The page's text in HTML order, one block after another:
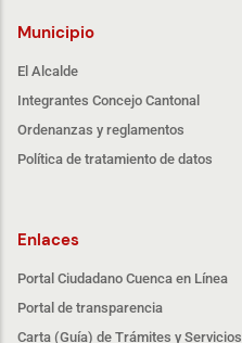
Municipio
El Alcalde
Integrantes Concejo Cantonal
Ordenanzas y reglamentos
Política de tratamiento de datos
Enlaces
Portal Ciudadano Cuenca en Línea
Portal de transparencia
Carta (Guía) de Trámites y Servicios